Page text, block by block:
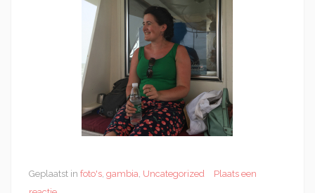
Geplaatst in foto's gambia Uncategorized
Plaats een